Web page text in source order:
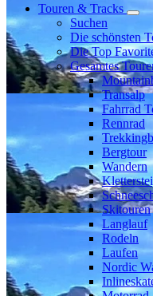
Touren & Tracks
Suchen
Die schönsten
Die Top
Gesamtes
Transalp
Fahrrad
Rennrad
Bergtour
Wandern
Skitouren
Langlauf
Rodeln
Laufen
Nordic